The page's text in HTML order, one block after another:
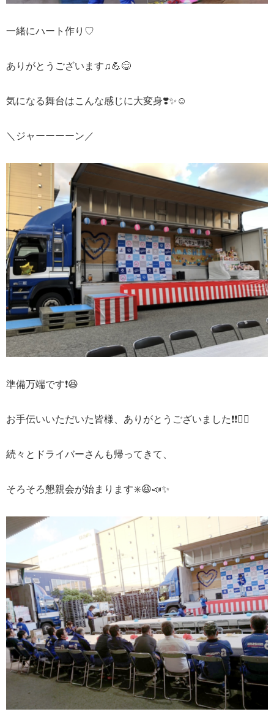
一緒にハート作り♡
ありがとうございます♫💪😋
気になる舞台はこんな感じに大変身❣️✨☺️
＼ジャーーーーン／
準備万端です❗️😆
お手伝いいただいた皆様、ありがとうございました❗️❗️🙇‍♀️
続々とドライバーさんも帰ってきて、
そろそろ懇親会が始まります✳️😆📣✨